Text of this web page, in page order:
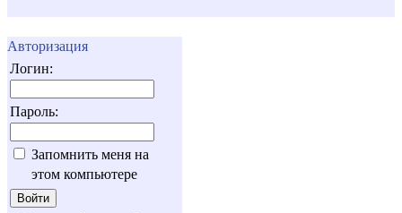
Авторизация
Логин:
Пароль:
Запомнить меня на
этом компьютере